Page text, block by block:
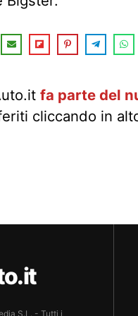
fa parte del
cliccando in
S.L. - Tutti i